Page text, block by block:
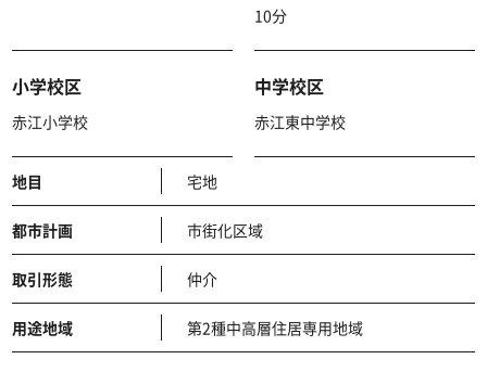
10分
小学校区
赤江小学校
中学校区
赤江東中学校
地目 宅地
都市計画 市街化区域
取引形態 仲介
用途地域 第2種中高層住居専用地域